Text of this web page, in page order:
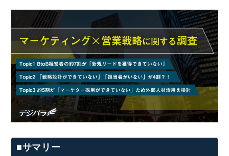
■サマリー